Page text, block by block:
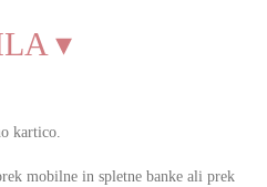
▾
kartico.
mobilne in spletne banke ali prek